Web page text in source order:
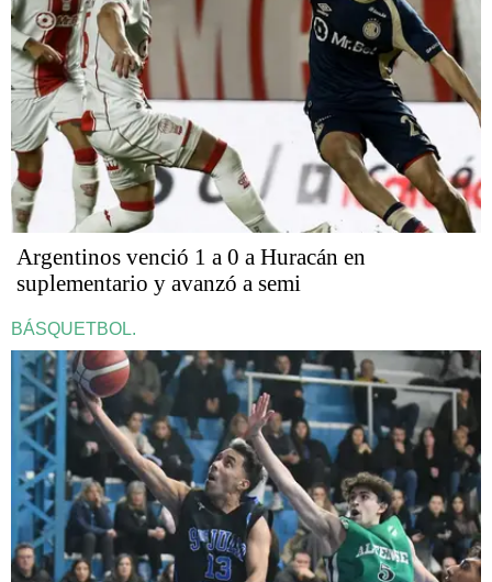
Argentinos venció 1 a 0 a Huracán en
suplementario y avanzó a semi
BÁSQUETBOL.